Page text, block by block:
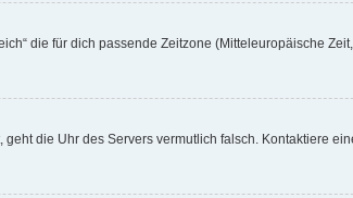
die für dich passende Zeitzone (Mitteleuropäische
die Uhr des Servers vermutlich falsch. Kontaktiere